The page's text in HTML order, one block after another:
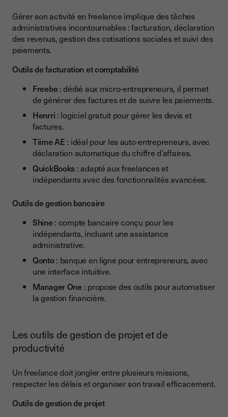
Gérer son activité en freelance implique des tâches
administratives incontournables : facturation, déclaration
des revenus, gestion des cotisations sociales et suivi des
paiements.
Outils de facturation et comptabilité
Freebe: dédié aux micro-entrepreneurs, il permet
de générer des factures et de suivre les paiements.
Henrri : logiciel gratuit pour gérer les devis et
factures.
Tiime AE : idéal pour les auto-entrepreneurs, avec
déclaration automatique du chiffre d’affaires.
QuickBooks : adapté aux freelances et
indépendants avec des fonctionnalités avancées.
Outils de gestion bancaire
Shine: compte bancaire conçu pour les
indépendants, incluant une assistance
administrative.
Qonto: banque en ligne pour entrepreneurs, avec
une interface intuitive.
Manager One: propose des outils pour automatiser
la gestion financière.
Les outils de gestion de projet et de
productivité
Un freelance doit jongler entre plusieurs missions,
respecter les délais et organiser son travail efficacement.
Outils de gestion de projet